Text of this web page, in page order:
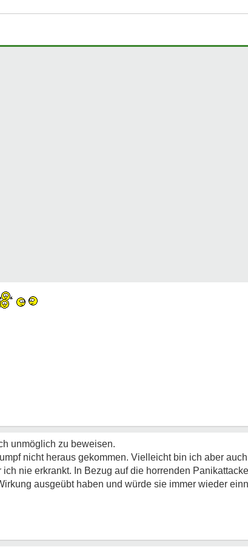
unmöglich zu beweisen.
nicht heraus gekommen. Vielleicht bin ich aber
nie erkrankt. In Bezug auf die horrenden
ausgeübt haben und würde sie immer wieder